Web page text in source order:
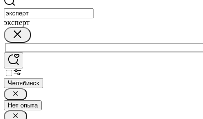
эксперт
Челябинск
Нет опыта